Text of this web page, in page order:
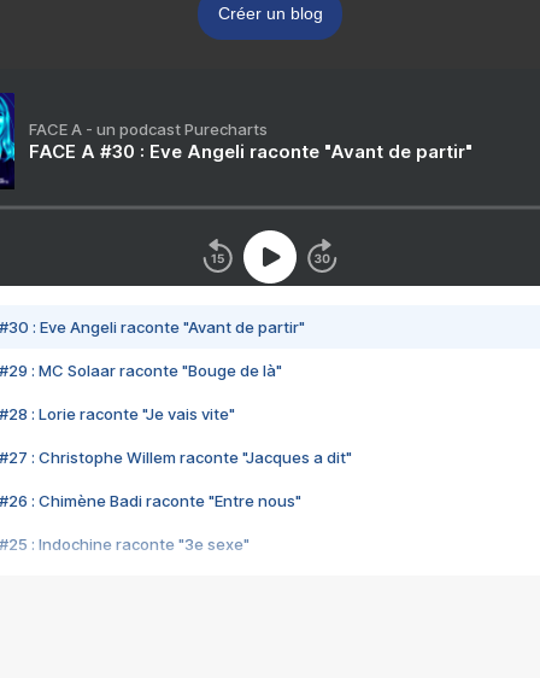
Créer un blog
FACE A - un podcast Purecharts
FACE A #30 : Eve Angeli raconte "Avant de partir"
#30 : Eve Angeli raconte "Avant de partir"
#29 : MC Solaar raconte "Bouge de là"
#28 : Lorie raconte "Je vais vite"
#27 : Christophe Willem raconte "Jacques a dit"
#26 : Chimène Badi raconte "Entre nous"
#25 : Indochine raconte "3e sexe"